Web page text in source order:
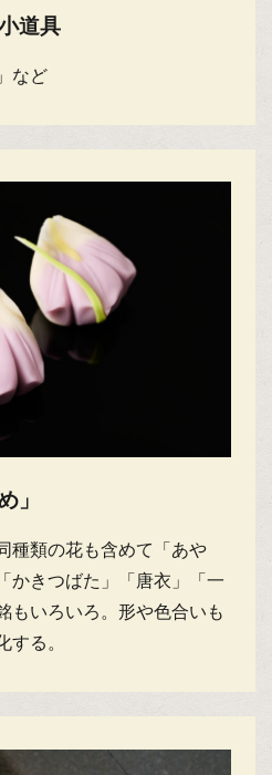
道具
など
」
種類の花も含めて「あや
かきつばた」「唐衣」「一
もいろいろ。形や色合いも
する。